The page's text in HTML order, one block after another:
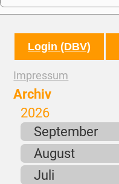
Login (DBV)
Impressum
Archiv
2026
September
August
Juli